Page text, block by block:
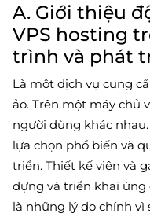
A. Giới thiệu
VPS hosting
trình và phát
Là một dịch vụ cung
ảo. Trên một máy chủ
người dùng khác
lựa chọn phổ biến và
triển. Thiết kế viên và
dựng và triển khai ứng
là những lý do chính vì